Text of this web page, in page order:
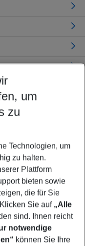
um
zu
Technologien, um
zu halten.
Plattform
bieten sowie
die für Sie
Sie auf „Alle
sind. Ihnen reicht
notwendige
können Sie Ihre